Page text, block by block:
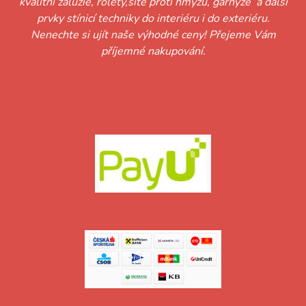
prvky stínicí techniky do interiéru i do exteriéru.
Nenechte si ujít naše výhodné ceny! Přejeme Vám
příjemné nakupování.